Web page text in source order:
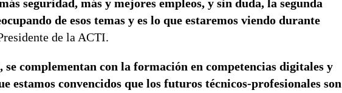
seguridad, más y mejores empleos, y sin duda, la segunda
de esos temas y es lo que estaremos viendo durante
de la ACTI.
complementan con la formación en competencias digitales y
estamos convencidos que los futuros técnicos-profesionales son